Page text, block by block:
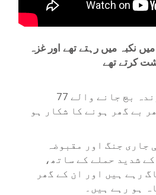
فلسطینی بزرگ 1948 میں نکبہ میں رہتے تھے اور غزہ
کرتے تھے
77 سال قبل نقبہ میں زندہ بچ جانے والے
بے گھر ہونے کا شکار ہو
جاری جنگ اور مقبوضہ
شدید حملے کے ساتھ،
رہے ہیں اور ان کے گھر
ہو رہے ہیں۔